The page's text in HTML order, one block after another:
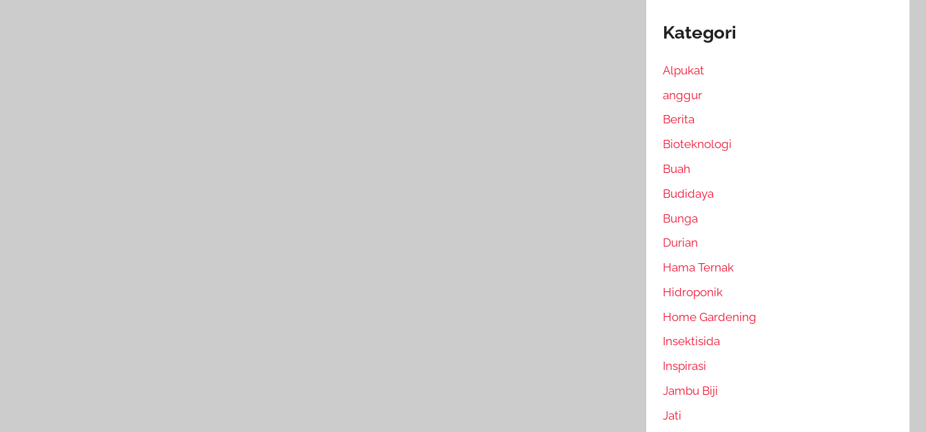
Kategori
Alpukat
anggur
Berita
Bioteknologi
Buah
Budidaya
Bunga
Durian
Hama Ternak
Hidroponik
Home Gardening
Insektisida
Inspirasi
Jambu Biji
Jati